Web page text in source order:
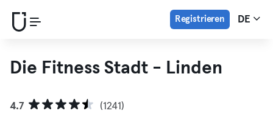
Registrieren DE
Die Fitness Stadt - Linden
4.7
(1241)